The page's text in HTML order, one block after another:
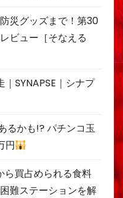
災グッズまで！第30
ビュー［そなえる
SYNAPSE｜シナプ
るかも!? パチンコ玉
円
ら買占められる食料
難ステーションを解